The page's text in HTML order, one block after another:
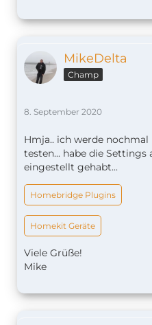
MikeDelta
Champ
8. September 2020
Hmja.. ich werde
testen... habe die
eingestellt gehabt...
Homebridge Plugins
Homekit Geräte
Viele Grüße!
Mike